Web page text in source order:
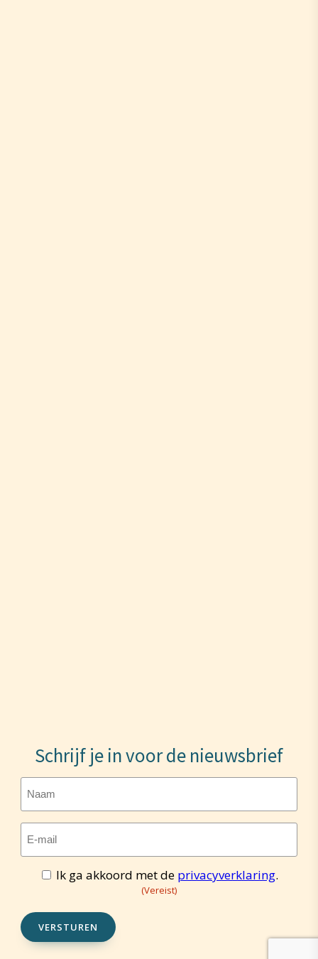
Schrijf je in voor de nieuwsbrief
Naam
E-
mailadres(Vereist)
Toestemming(Vereist)
Ik ga akkoord met de privacyverklaring.
(Vereist)
VERSTUREN